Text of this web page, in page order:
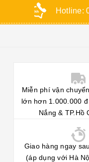
Hotline:
Miễn phí vận
lớn hơn 1.000.000
Nắng & TP.Hồ
Giao hàng ngay
(áp dụng với Hà